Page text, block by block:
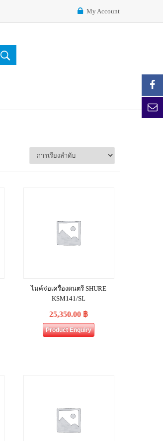
My Account
ไมค์จ่อเครื่องดนตรี SHURE
KSM141/SL
25,350.00 ฿
Product Enquiry